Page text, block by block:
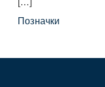
[…]
Позначки